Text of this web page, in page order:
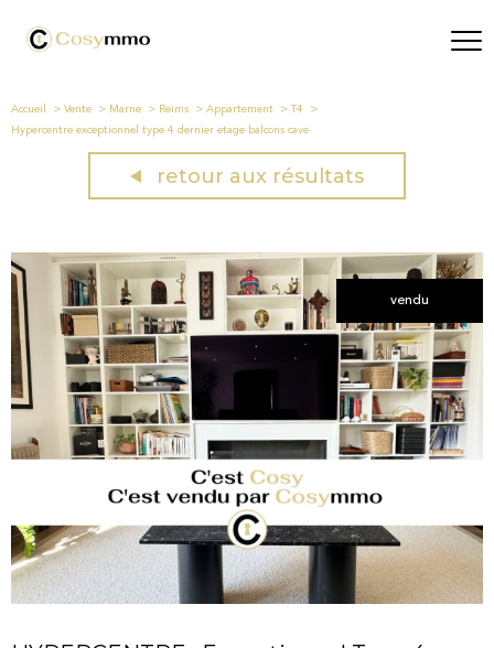
Accueil Vente Marne Reims Appartement
T4
Hypercentre exceptionnel type 4 dernier etage balcons cave
retour aux résultats
vendu